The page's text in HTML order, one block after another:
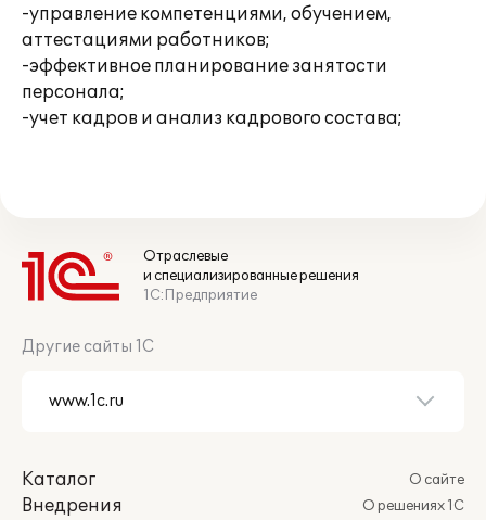
-управление компетенциями, обучением,
аттестациями работников;
-эффективное планирование занятости
персонала;
-учет кадров и анализ кадрового состава;
Отраслевые
и специализированные решения
1С:Предприятие
Другие сайты 1С
Каталог
Внедрения
О сайте
О решениях 1С